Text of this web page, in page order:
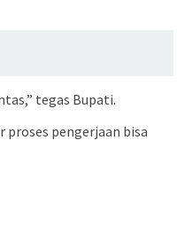
tegas Bupati.
pengerjaan bisa